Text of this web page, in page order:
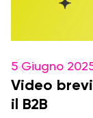
5 Giugno
Video
il B2B